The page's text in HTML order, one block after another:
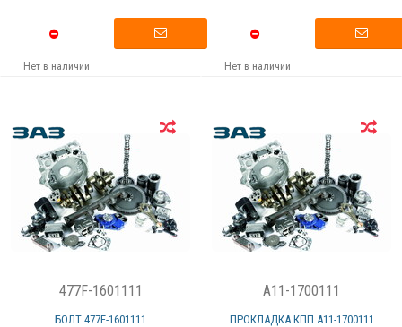
Нет в наличии Нет в наличии
477F-1601111
БОЛТ 477F-1601111
A11-1700111
ПРОКЛАДКА КПП А11-1700111